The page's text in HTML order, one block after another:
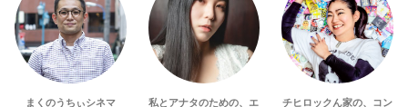
まくのうちぃシネマ 私とアナタのための、エ チヒロックん家の、コン